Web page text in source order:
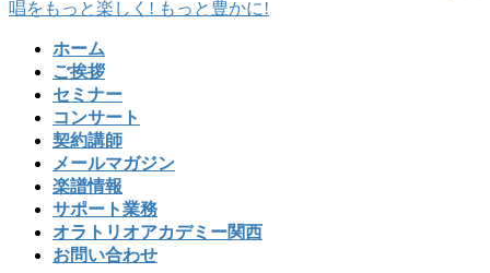
に
ョ
ホーム
ご挨拶
セミナー
コンサート
契約講師
メールマガジン
楽譜情報
サポート業務
オラトリオアカデミー関西
お問い合わせ